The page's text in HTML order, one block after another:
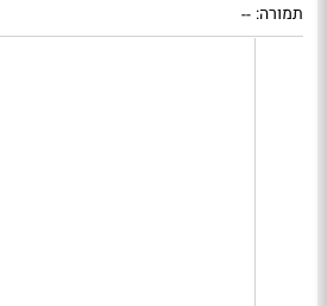
תמורה: --